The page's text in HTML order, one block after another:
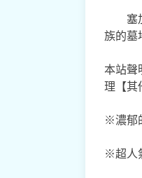
塞加
族的墓
本站聲
理【其
※濃郁
※超人